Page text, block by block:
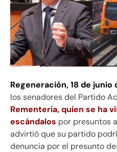
Regeneración, 18 de junio
los senadores del Partido
Rementería, quien se ha
escándalos por presuntos
advirtió que su partido
denuncia por el presunto